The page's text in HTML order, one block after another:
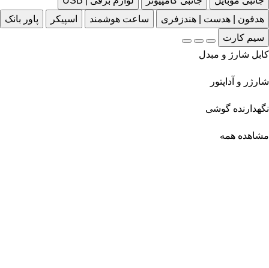
هدفون | هدست | هندزفری
ساعت هوشمند اسپیکر
پاور بانک
سیم کارت
کابل شارژ و مبدل
شارژر و آداپتور
نگهدارنده گوشی
مشاهده همه